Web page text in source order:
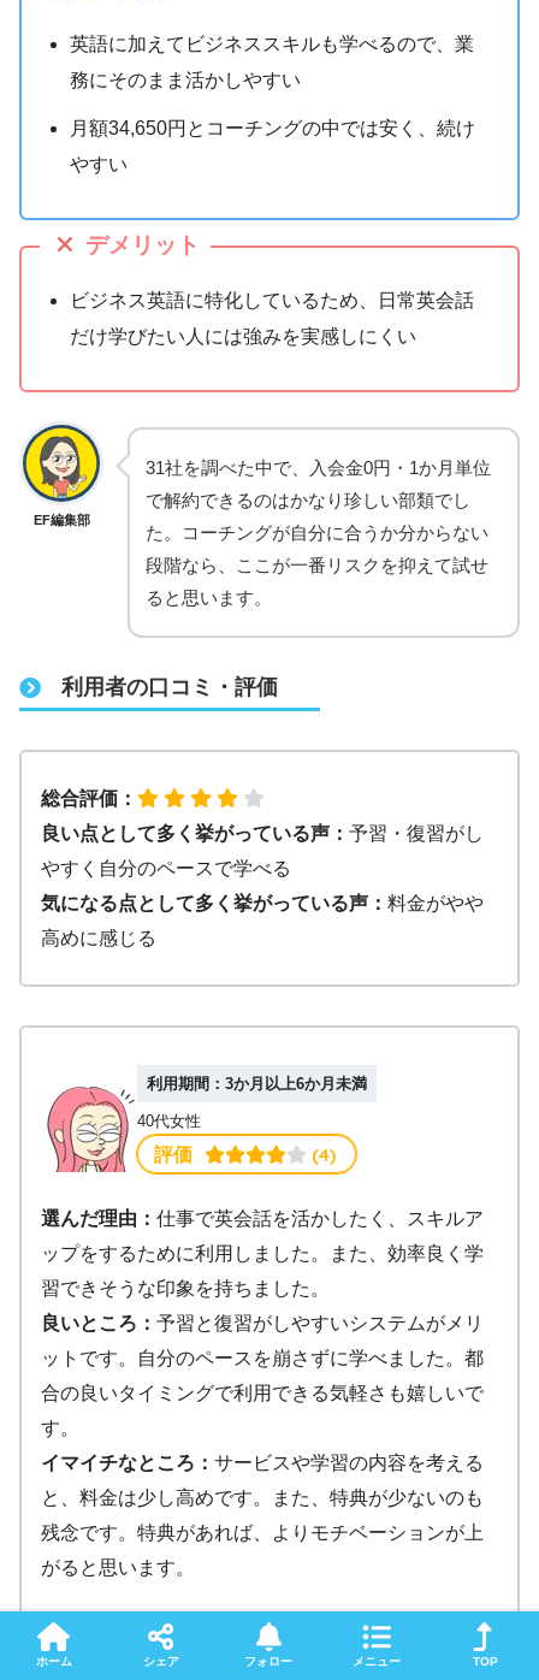
英語に加えてビジネススキルも学べるので、業
務にそのまま活かしやすい
月額34,650円とコーチングの中では安く、続け
やすい
デメリット
ビジネス英語に特化しているため、日常英会話
だけ学びたい人には強みを実感しにくい
EF編集部
31社を調べた中で、入会金0円・1か月単位
で解約できるのはかなり珍しい部類でし
た。コーチングが自分に合うか分からない
段階なら、ここが一番リスクを抑えて試せ
ると思います。
利用者の口コミ・評価
総合評価：
良い点として多く挙がっている声： 予習・復習がし
やすく自分のペースで学べる
気になる点として多く挙がっている声： 料金がやや
高めに感じる
利用期間：3か月以上6か月未満
40代女性
評価 (4)
選んだ理由： 仕事で英会話を活かしたく、スキルア
ップをするために利用しました。また、効率良く学
習できそうな印象を持ちました。
良いところ： 予習と復習がしやすいシステムがメリ
ットです。自分のペースを崩さずに学べました。都
合の良いタイミングで利用できる気軽さも嬉しいで
す。
イマイチなところ： サービスや学習の内容を考える
と、料金は少し高めです。また、特典が少ないのも
残念です。特典があれば、よりモチベーションが上
がると思います。
ホーム シェア フォロー メニュー TOP